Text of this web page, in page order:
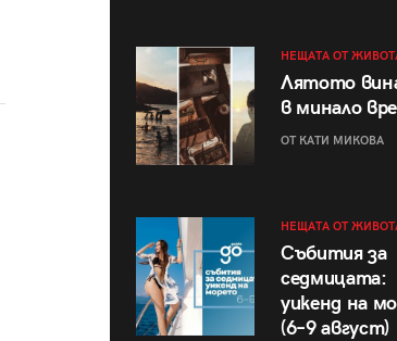
НЕЩАТА ОТ
Лятото
в минало
ОТ КАТИ МИКОВА
НЕЩАТА ОТ
Събития за
седмицата:
уикенд на
(6–9 август)